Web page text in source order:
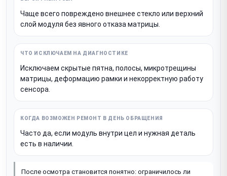
Чаще всего повреждено внешнее стекло или верхний
слой модуля без явного отказа матрицы.
Исключаем скрытые пятна, полосы, микротрещины
матрицы, деформацию рамки и некорректную работу
сенсора.
Часто да, если модуль внутри цел и нужная деталь
есть в наличии.
После осмотра становится понятно: ограничилось ли